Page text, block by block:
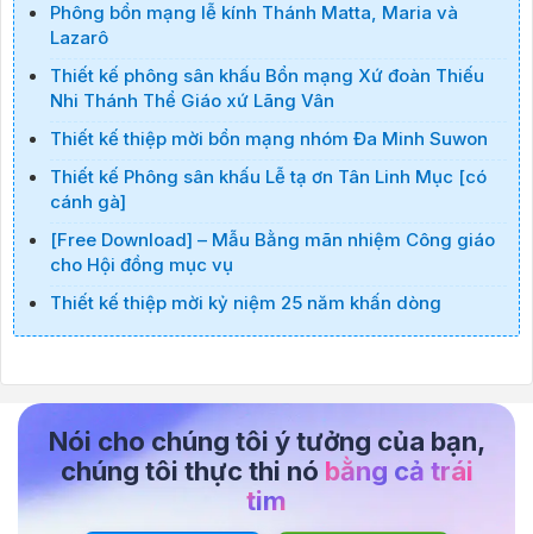
Phông bổn mạng lễ kính Thánh Matta, Maria và
Lazarô
Thiết kế phông sân khấu Bổn mạng Xứ đoàn Thiếu
Nhi Thánh Thể Giáo xứ Lãng Vân
Thiết kế thiệp mời bổn mạng nhóm Đa Minh Suwon
Thiết kế Phông sân khấu Lễ tạ ơn Tân Linh Mục [có
cánh gà]
[Free Download] – Mẫu Bằng mãn nhiệm Công giáo
cho Hội đồng mục vụ
Thiết kế thiệp mời kỷ niệm 25 năm khấn dòng
Nói cho chúng tôi ý tưởng của bạn,
chúng tôi thực thi nó bằng cả trái
tim